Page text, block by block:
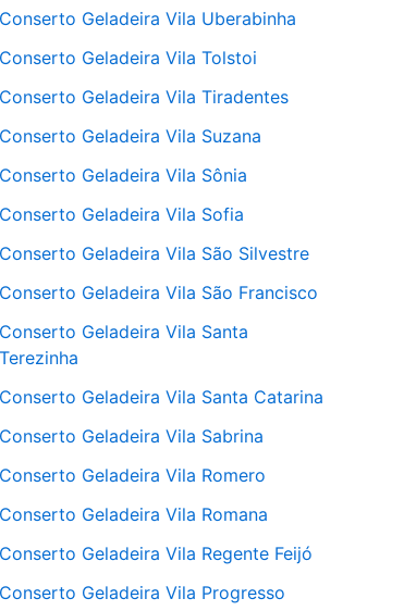
Conserto Geladeira Vila Uberabinha
Conserto Geladeira Vila Tolstoi
Conserto Geladeira Vila Tiradentes
Conserto Geladeira Vila Suzana
Conserto Geladeira Vila Sônia
Conserto Geladeira Vila Sofia
Conserto Geladeira Vila São Silvestre
Conserto Geladeira Vila São Francisco
Conserto Geladeira Vila Santa
Terezinha
Conserto Geladeira Vila Santa Catarina
Conserto Geladeira Vila Sabrina
Conserto Geladeira Vila Romero
Conserto Geladeira Vila Romana
Conserto Geladeira Vila Regente Feijó
Conserto Geladeira Vila Progresso